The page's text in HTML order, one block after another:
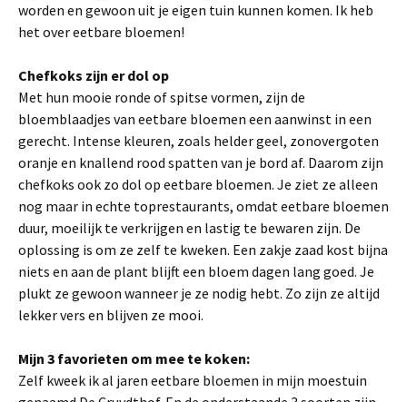
worden en gewoon uit je eigen tuin kunnen komen. Ik heb
het over eetbare bloemen!
Chefkoks zijn er dol op
Met hun mooie ronde of spitse vormen, zijn de
bloemblaadjes van eetbare bloemen een aanwinst in een
gerecht. Intense kleuren, zoals helder geel, zonovergoten
oranje en knallend rood spatten van je bord af. Daarom zijn
chefkoks ook zo dol op eetbare bloemen. Je ziet ze alleen
nog maar in echte toprestaurants, omdat eetbare bloemen
duur, moeilijk te verkrijgen en lastig te bewaren zijn. De
oplossing is om ze zelf te kweken. Een zakje zaad kost bijna
niets en aan de plant blijft een bloem dagen lang goed. Je
plukt ze gewoon wanneer je ze nodig hebt. Zo zijn ze altijd
lekker vers en blijven ze mooi.
Mijn 3 favorieten om mee te koken:
Zelf kweek ik al jaren eetbare bloemen in mijn moestuin